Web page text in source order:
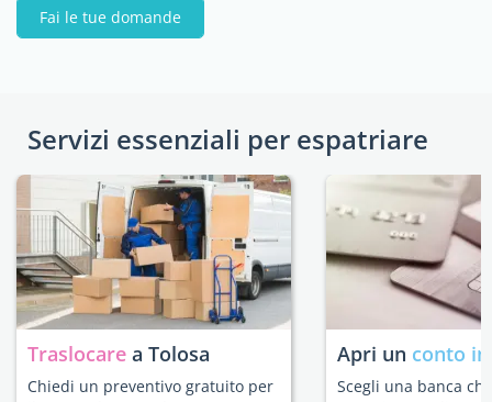
Fai le tue domande
Servizi essenziali per espatriare
Traslocare a Tolosa
Chiedi un preventivo gratuito per
Apri un conto
Scegli una banca